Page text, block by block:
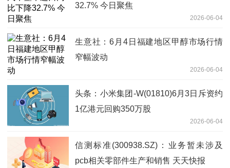
32.7% 今日聚焦
2026-06-04
生意社：6月4日福建地区甲醇市场行情
窄幅波动
2026-06-04
头条：小米集团-W(01810)6月3日斥资约
1亿港元回购350万股
2026-06-04
信测标准(300938.SZ)：业务暂未涉及
pcb相关零部件生产和销售 天天快报